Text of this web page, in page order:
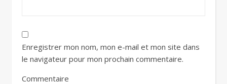
Enregistrer mon nom, mon e-mail et mon site dans
le navigateur pour mon prochain commentaire.
Commentaire